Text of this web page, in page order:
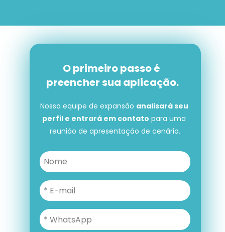
O primeiro passo é
preencher sua aplicação.
O primeiro passo é preencher
sua aplicação.
Nossa equipe de expansão analisará seu
perfil e entrará em contato para uma
reunião de apresentação de cenário.